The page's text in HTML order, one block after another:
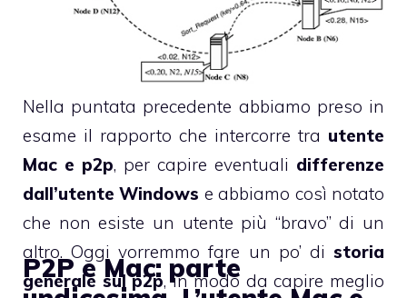
Nella puntata precedente abbiamo preso in
esame il rapporto che intercorre tra utente
Mac e p2p, per capire eventuali differenze
dall’utente Windows e abbiamo così notato
che non esiste un utente più “bravo” di un
altro. Oggi vorremmo fare un po’ di storia
generale sul p2p, in modo da capire meglio
P2P e Mac: parte